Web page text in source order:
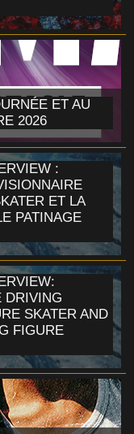
ET AU
2026
:
ET LA
PATINAGE
DRIVING
SKATER AND
FIGURE